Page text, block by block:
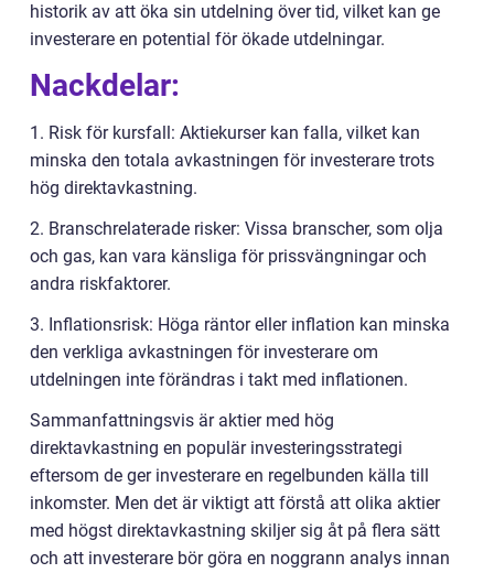
historik av att öka sin utdelning över tid, vilket kan ge
investerare en potential för ökade utdelningar.
Nackdelar:
1. Risk för kursfall: Aktiekurser kan falla, vilket kan
minska den totala avkastningen för investerare trots
hög direktavkastning.
2. Branschrelaterade risker: Vissa branscher, som olja
och gas, kan vara känsliga för prissvängningar och
andra riskfaktorer.
3. Inflationsrisk: Höga räntor eller inflation kan minska
den verkliga avkastningen för investerare om
utdelningen inte förändras i takt med inflationen.
Sammanfattningsvis är aktier med hög
direktavkastning en populär investeringsstrategi
eftersom de ger investerare en regelbunden källa till
inkomster. Men det är viktigt att förstå att olika aktier
med högst direktavkastning skiljer sig åt på flera sätt
och att investerare bör göra en noggrann analys innan